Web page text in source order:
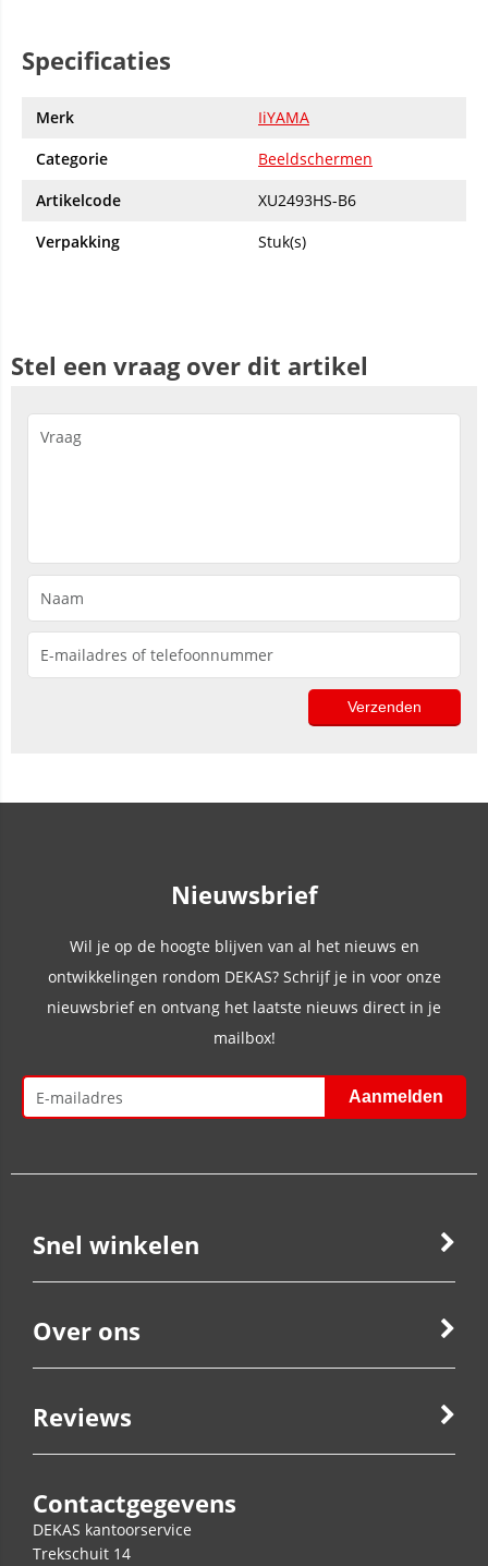
Specificaties
Merk
IiYAMA
Categorie
Beeldschermen
Artikelcode
XU2493HS-B6
Verpakking
Stuk(s)
Stel een vraag over dit artikel
Nieuwsbrief
Wil je op de hoogte blijven van al het nieuws en
ontwikkelingen rondom DEKAS? Schrijf je in voor onze
nieuwsbrief en ontvang het laatste nieuws direct in je
mailbox!
Snel winkelen
Over ons
Reviews
Contactgegevens
DEKAS kantoorservice
Trekschuit 14